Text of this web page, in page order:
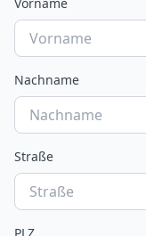
Nachname
Straße